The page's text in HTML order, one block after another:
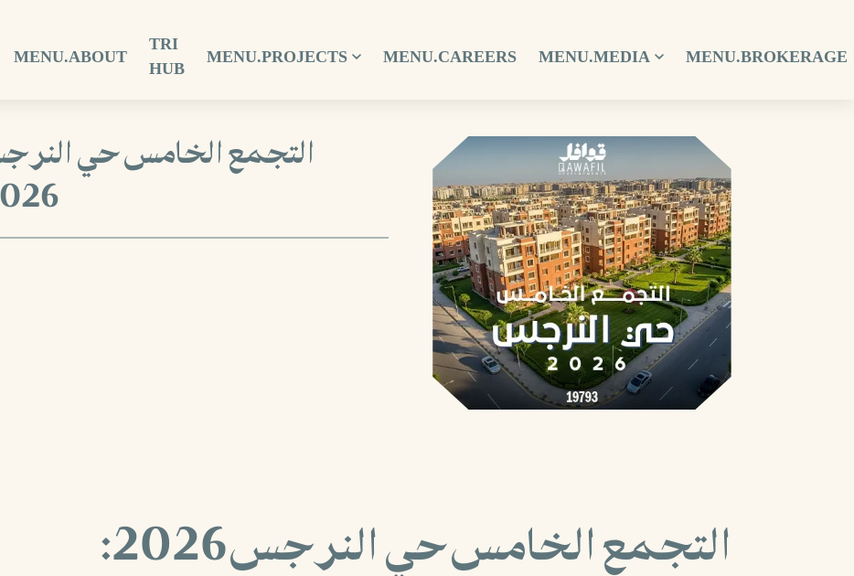
MENU.ABOUT
TRI
HUB
MENU.PROJECTS MENU.CAREERS MENU.MEDIA MENU.BROKERAGE
التجمع الخامس حي
التجمع الخامس حي النرجس 2026: